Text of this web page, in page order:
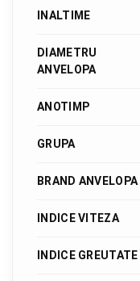
INALTIME
DIAMETRU
ANVELOPA
ANOTIMP
GRUPA
BRAND ANVELOPA
INDICE VITEZA
INDICE GREUTATE